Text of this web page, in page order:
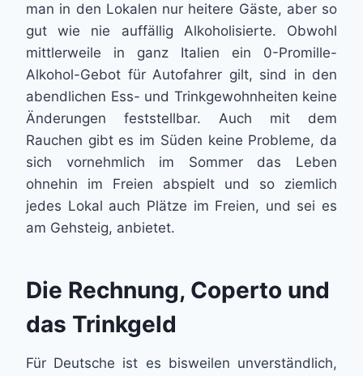
man in den Lokalen nur heitere Gäste, aber so
gut wie nie auffällig Alkoholisierte. Obwohl
mittlerweile in ganz Italien ein 0-Promille-
Alkohol-Gebot für Autofahrer gilt, sind in den
abendlichen Ess- und Trinkgewohnheiten keine
Änderungen feststellbar. Auch mit dem
Rauchen gibt es im Süden keine Probleme, da
sich vornehmlich im Sommer das Leben
ohnehin im Freien abspielt und so ziemlich
jedes Lokal auch Plätze im Freien, und sei es
am Gehsteig, anbietet.
Die Rechnung, Coperto und
das Trinkgeld
Für Deutsche ist es bisweilen unverständlich,